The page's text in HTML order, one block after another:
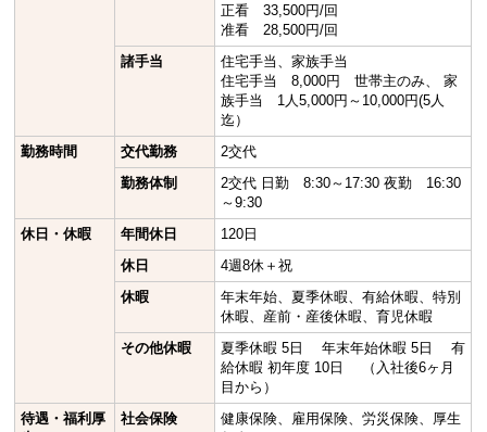
正看 33,500円/回
准看 28,500円/回
諸手当
住宅手当、家族手当
住宅手当 8,000円 世帯主のみ、 家
族手当 1人5,000円～10,000円(5人
迄）
勤務時間
交代勤務
2交代
勤務体制
2交代 日勤 8:30～17:30 夜勤 16:30
～9:30
休日・休暇
年間休日
120日
休日
4週8休＋祝
休暇
年末年始、夏季休暇、有給休暇、特別
休暇、産前・産後休暇、育児休暇
その他休暇
夏季休暇 5日 年末年始休暇 5日 有
給休暇 初年度 10日 （入社後6ヶ月
目から）
待遇・福利厚
社会保険
健康保険、雇用保険、労災保険、厚生